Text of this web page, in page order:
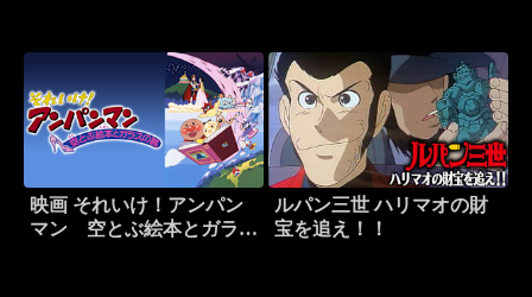
映画 それいけ！アンパン
マン 空とぶ絵本とガラス
ルパン三世 ハリマオの財
宝を追え！！